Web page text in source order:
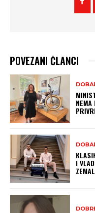
POVEZANI ČLANCI
NEMA
I